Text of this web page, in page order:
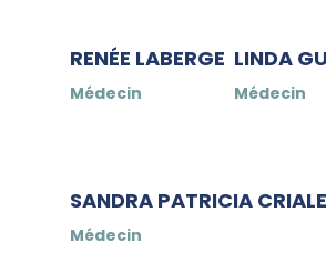
RENÉE LABERGE
Médecin
LINDA
Médecin
SANDRA PATRICIA
Médecin